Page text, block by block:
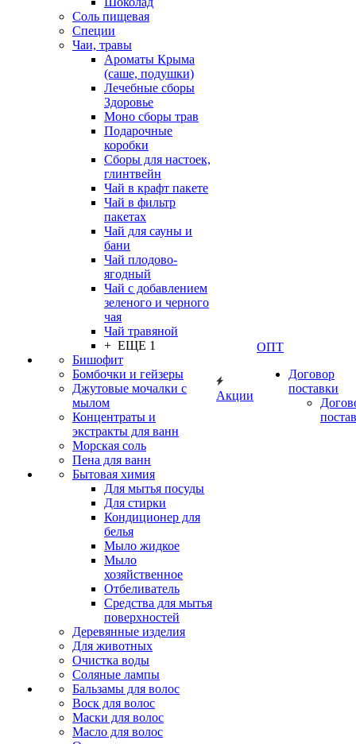
Соль пищевая
Специи
Чаи, травы
Ароматы Крыма
(саше, подушки)
Лечебные сборы
Здоровье
Моно сборы трав
Подарочные
коробки
Сборы для настоек,
глинтвейн
Чай в крафт пакете
Чай в фильтр
пакетах
Чай для сауны и
бани
Чай плодово-
ягодный
Чай с добавлением
зеленого и черного
чая
Чай травяной
+ ЕЩЕ 1
Бишофит
Бомбочки и гейзеры
Джутовые мочалки с
мылом
Концентраты и
экстракты для ванн
Морская соль
Пена для ванн
Бытовая химия
Для мытья посуды
Для стирки
Кондиционер для
белья
Мыло жидкое
Мыло
хозяйственное
Отбеливатель
Средства для мытья
поверхностей
Деревянные изделия
Для животных
Очистка воды
Соляные лампы
Бальзамы для волос
Воск для волос
Маски для волос
Масло для волос
Акции
ОПТ
Договор
поставки